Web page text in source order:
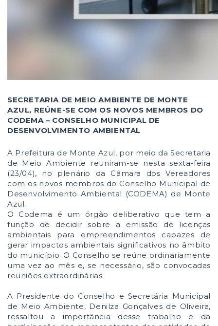
SECRETARIA DE MEIO AMBIENTE DE MONTE
AZUL, REÚNE-SE COM OS NOVOS MEMBROS DO
CODEMA – CONSELHO MUNICIPAL DE
DESENVOLVIMENTO AMBIENTAL
A Prefeitura de Monte Azul, por meio da Secretaria
de Meio Ambiente reuniram-se nesta sexta-feira
(23/04), no plenário da Câmara dos Vereadores
com os novos membros do Conselho Municipal de
Desenvolvimento Ambiental (CODEMA) de Monte
Azul.
O Codema é um órgão deliberativo que tem a
função de decidir sobre a emissão de licenças
ambientais para empreendimentos capazes de
gerar impactos ambientais significativos no âmbito
do município. O Conselho se reúne ordinariamente
uma vez ao mês e, se necessário, são convocadas
reuniões extraordinárias.
A Presidente do Conselho e Secretária Municipal
de Meio Ambiente, Denilza Gonçalves de Oliveira,
ressaltou a importância desse trabalho e da